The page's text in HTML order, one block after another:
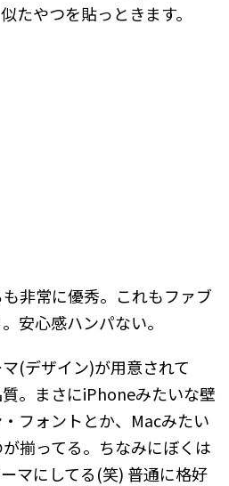
たやつを貼っときます。
非常に優秀。これもファブ
安心感ハンパない。
(デザイン)が用意されて
。まさにiPhoneみたいな壁
フォントとか、Macみたい
揃ってる。ちなみにぼくは
マにしてる(笑) 普通に格好